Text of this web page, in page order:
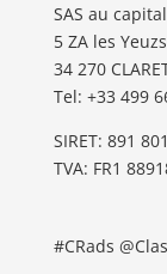
SAS au
5 ZA les
34 270
Tel: ‭+33 499
SIRET: 891
TVA: FR1
#CRads